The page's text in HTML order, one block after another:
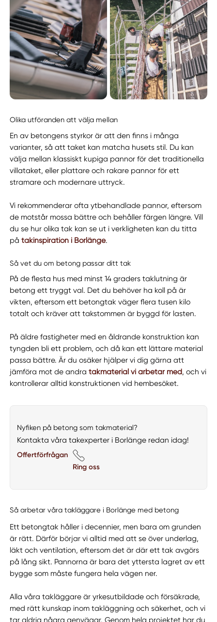
Olika utföranden att välja mellan
En av betongens styrkor är att den finns i många
varianter, så att taket kan matcha husets stil. Du kan
välja mellan klassiskt kupiga pannor för det traditionella
villataket, eller plattare och rakare pannor för ett
stramare och modernare uttryck.
Vi rekommenderar ofta ytbehandlade pannor, eftersom
de motstår mossa bättre och behåller färgen längre. Vill
du se hur olika tak kan se ut i verkligheten kan du titta
påtakinspiration i Borlänge.
Så vet du om betong passar ditt tak
På de flesta hus med minst 14 graders taklutning är
betong ett tryggt val. Det du behöver ha koll på är
vikten, eftersom ett betongtak väger flera tusen kilo
totalt och kräver att takstommen är byggd för lasten.
På äldre fastigheter med en åldrande konstruktion kan
tyngden bli ett problem, och då kan ett lättare material
passa bättre. Är du osäker hjälper vi dig gärna att
jämföra mot de andratakmaterial vi arbetar med, och vi
kontrollerar alltid konstruktionen vid hembesöket.
Nyfiken på betong som takmaterial?
Kontakta våra takexperter i Borlänge redan idag!
Offertförfrågan
Ring oss
Så arbetar våra takläggare i Borlänge med betong
Ett betongtak håller i decennier, men bara om grunden
är rätt. Därför börjar vi alltid med att se över underlag,
läkt och ventilation, eftersom det är där ett tak avgörs
på lång sikt. Pannorna är bara det yttersta lagret av ett
bygge som måste fungera hela vägen ner.
Alla våra takläggare är yrkesutbildade och försäkrade,
med rätt kunskap inom takläggning och säkerhet, och vi
tar aldrig några genvägar. Genom hela projektet har du